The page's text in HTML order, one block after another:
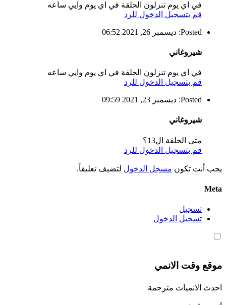
في اي يوم تنزلون الحلقة في اي يوم وايي ساعه
قم بتسجيل الدخول للرد
Posted: ديسمبر 26, 2021 06:52
شيروغاني
في اي يوم تنزلون الحلقة في اي يوم وايي ساعه
قم بتسجيل الدخول للرد
Posted: ديسمبر 23, 2021 09:59
شيروغاني
متى الحلقة ال13؟
قم بتسجيل الدخول للرد
يجب أنت تكون مسجل الدخول لتضيف تعليقاً.
Meta
تسجيل
تسجيل الدخول
موقع وقت الانمي
احدث الانميات مترجمة